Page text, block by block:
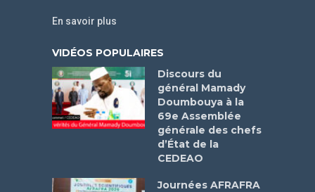
En savoir plus
VIDÉOS POPULAIRES
Discours du
général Mamady
Doumbouya à la
69e Assemblée
générale des chefs
d’État de la
CEDEAO
Journées AFRAFRA